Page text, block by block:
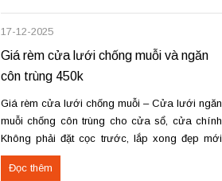
17-12-2025
Giá rèm cửa lưới chống muỗi và ngăn
côn trùng 450k
Giá rèm cửa lưới chống muỗi – Cửa lưới ngăn
muỗi chống côn trùng cho cửa sổ, cửa chính
Không phải đặt cọc trước, lắp xong đẹp mới
thanh toán. Miễn phí vận chuyển – lắp đặt tận
nơi, mang mẫu đến đo đạc và tư vấn...
Đọc thêm